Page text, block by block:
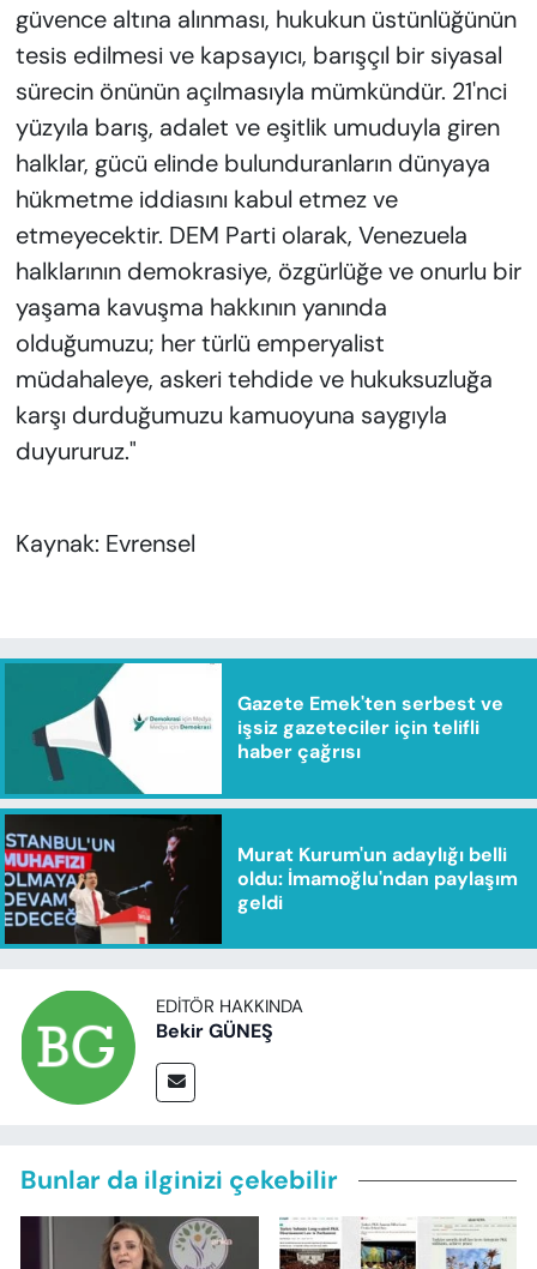
güvence altına alınması, hukukun üstünlüğünün
tesis edilmesi ve kapsayıcı, barışçıl bir siyasal
sürecin önünün açılmasıyla mümkündür. 21'nci
yüzyıla barış, adalet ve eşitlik umuduyla giren
halklar, gücü elinde bulunduranların dünyaya
hükmetme iddiasını kabul etmez ve
etmeyecektir. DEM Parti olarak, Venezuela
halklarının demokrasiye, özgürlüğe ve onurlu bir
yaşama kavuşma hakkının yanında
olduğumuzu; her türlü emperyalist
müdahaleye, askeri tehdide ve hukuksuzluğa
karşı durduğumuzu kamuoyuna saygıyla
duyururuz."
Kaynak: Evrensel
Gazete Emek'ten serbest ve
işsiz gazeteciler için telifli
haber çağrısı
Murat Kurum'un adaylığı belli
oldu: İmamoğlu'ndan paylaşım
geldi
EDITÖR HAKKINDA
Bekir GÜNEŞ
Bunlar da ilginizi çekebilir